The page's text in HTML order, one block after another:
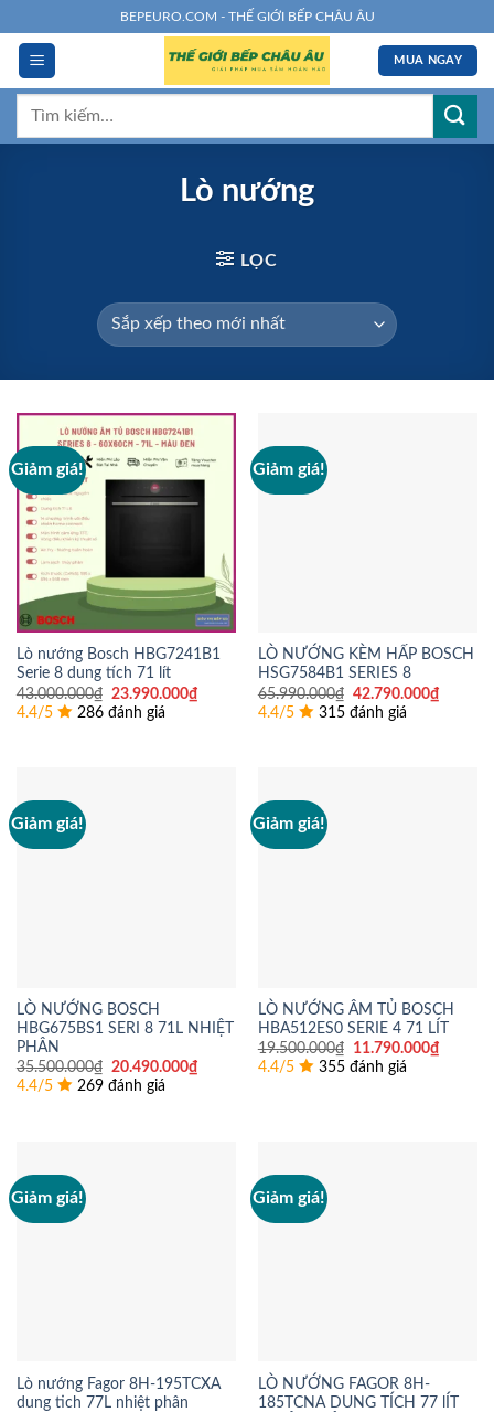
đến
dung
BEPEURO.COM - THẾ GIỚI BẾP CHÂU ÂU
MUA NGAY
Tìm
Lò nướng
LỌC
Giảm giá!
Lò nướng Bosch HBG7241B1
Serie 8 dung tích 71 lít
43.000.000₫
Giá
gốc
là:
23.990.000₫Giá
hiện
4.4/5 286 đánh giá
Giảm giá!
LÒ NƯỚNG KÈM HẤP BOSCH
HSG7584B1 SERIES 8
65.990.000₫ Giá
gốc
là:
42.790.000₫Giá
hiện
4.4/5 315 đánh giá
Giảm giá!
LÒ NƯỚNG BOSCH
HBG675BS1 SERI 8 71L NHIỆT
PHÂN
35.500.000₫ Giá
gốc
là:
20.490.000₫Giá
4.4/5 269 đánh giá
Giảm giá!
LÒ NƯỚNG ÂM TỦ BOSCH
HBA512ES0 SERIE 4 71 LÍT
19.500.000₫
Giá
gốc
là:
11.790.000₫Giá
4.4/5 355 đánh giá
Giảm giá!
Lò nướng Fagor 8H-195TCXA
dung tich 77L nhiệt phân
Giảm giá!
LÒ NƯỚNG FAGOR 8H-
185TCNA DUNG TÍCH 77 lÍT